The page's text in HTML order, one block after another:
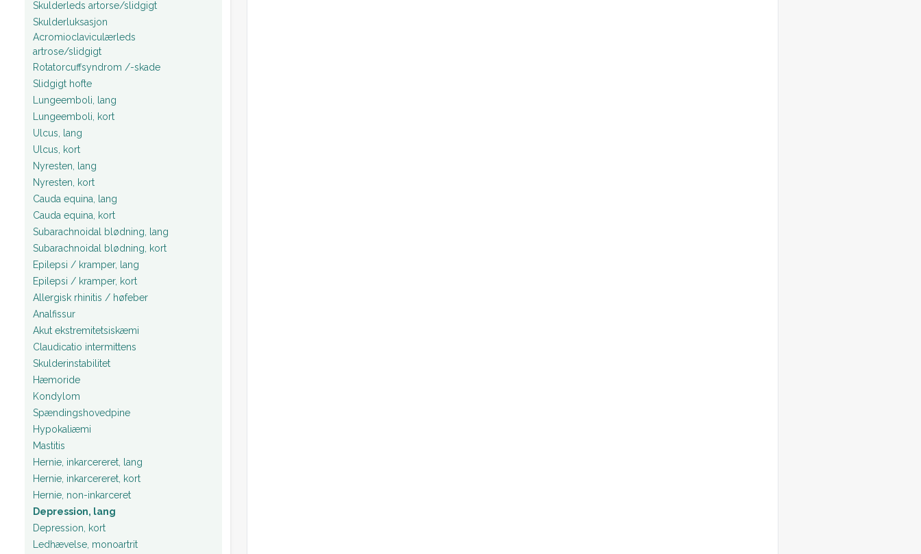
Skulderleds artorse/slidgigt
Skulderluksasjon
Acromioclaviculærleds
artrose/slidgigt
Rotatorcuffsyndrom /-skade
Slidgigt hofte
Lungeemboli, lang
Lungeemboli, kort
Ulcus, lang
Ulcus, kort
Nyresten, lang
Nyresten, kort
Cauda equina, lang
Cauda equina, kort
Subarachnoidal blødning, lang
Subarachnoidal blødning, kort
Epilepsi / kramper, lang
Epilepsi / kramper, kort
Allergisk rhinitis / høfeber
Analfissur
Akut ekstremitetsiskæmi
Claudicatio intermittens
Skulderinstabilitet
Hæmoride
Kondylom
Spændingshovedpine
Hypokaliæmi
Mastitis
Hernie, inkarcereret, lang
Hernie, inkarcereret, kort
Hernie, non-inkarceret
Depression, lang
Depression, kort
Ledhævelse, monoartrit